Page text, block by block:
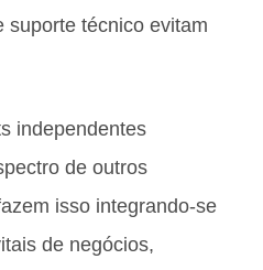
suporte técnico evitam
independentes
de outros
isso integrando-se
de negócios,